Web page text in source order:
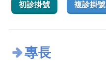
初診掛號 複診掛號
專長